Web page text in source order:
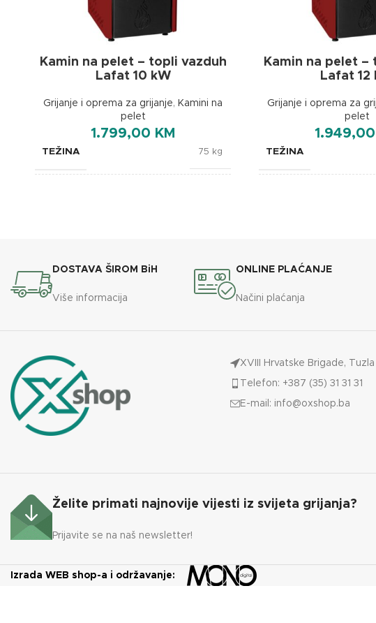
Kamin na pelet – topli vazduh
Lafat 10 kW
Grijanje i oprema za grijanje, Kamini na
pelet
1.799,00 KM
TEŽINA 75 kg
DIMENZIJE 450x510x1000 mm
TEŽINA
KAPACITET SPREMNIKA
Kamin na pelet –
Lafat 12
Grijanje i oprema za
pelet
1.949,00
TEŽINA
DOSTAVA ŠIROM BiH
Više informacija
ONLINE PLAĆANJE
Načini plaćanja
XVIII Hrvatske Brigade, Tuzla
Telefon: +387 (35) 31 31 31
E-mail: info@oxshop.ba
Želite primati najnovije vijesti iz svijeta grijanja?
Prijavite se na naš newsletter!
Izrada WEB shop-a i održavanje: